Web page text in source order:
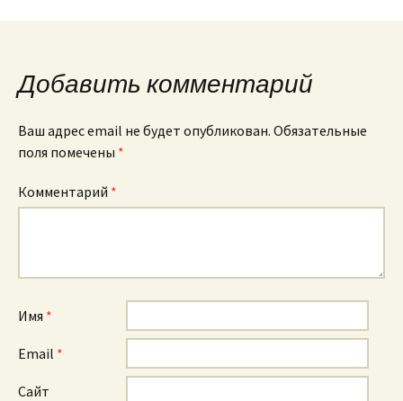
Добавить комментарий
Ваш адрес email не будет опубликован. Обязательные
поля помечены *
Комментарий *
Имя *
Email *
Сайт